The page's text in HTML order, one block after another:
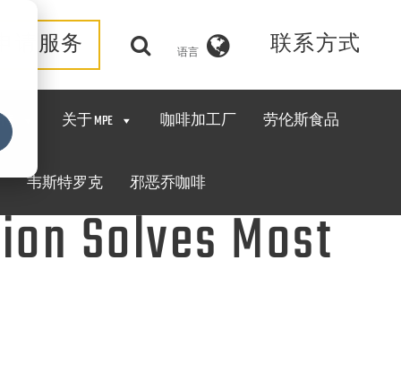
请服务 语言 联系方式
关于 MPE 咖啡加工厂 劳伦斯食品
韦斯特罗克 邪恶乔咖啡
Solves Most